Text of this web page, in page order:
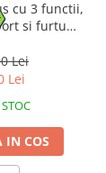
cu 3 functii,
si furtun
Lei
Lei
IN COS